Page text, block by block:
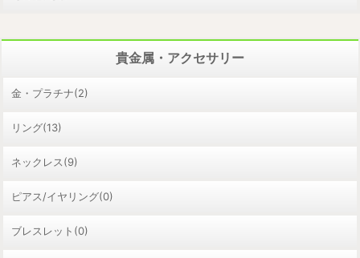
貴金属・アクセサリー
金・プラチナ(2)
リング(13)
ネックレス(9)
ピアス/イヤリング(0)
ブレスレット(0)